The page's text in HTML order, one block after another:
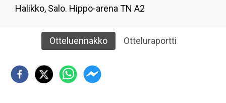
Halikko, Salo. Hippo-arena TN A2
Otteluennakko Otteluraportti